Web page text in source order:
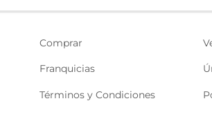
Comprar
Franquicias
Términos y Condiciones